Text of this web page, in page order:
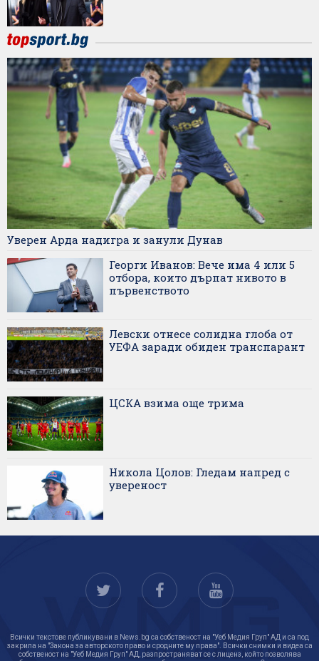
Уверен Арда надигра и занули Дунав
Георги Иванов: Вече има 4 или 5
отбора, които дърпат нивото в
първенството
Левски отнесе солидна глоба от
УЕФА заради обиден транспарант
ЦСКА взима още трима
Никола Цолов: Гледам напред с
увереност
Всички текстове публикувани в News.bg са собственост на "Уеб Медия Груп" АД и са под
закрила на "Закона за авторското право и сродните му права". Всички снимки и видеа са
собственост на "Уеб Медия Груп" АД, разпространяват се с лиценз, който позволява